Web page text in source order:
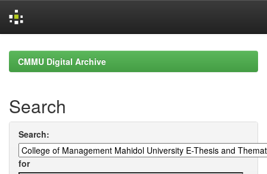
navigationCMMU Digital Archive
Search
Search:
for